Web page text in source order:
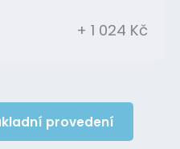
+ 1 024 Kč
provedení